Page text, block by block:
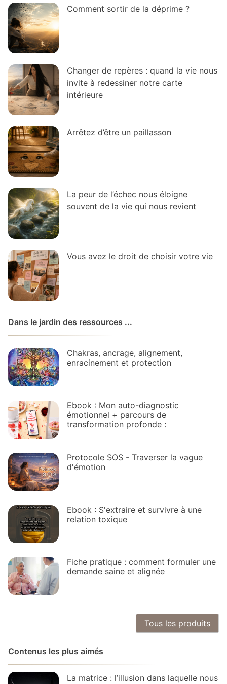
Comment sortir de la déprime ?
Changer de repères : quand la vie nous
invite à redessiner notre carte
intérieure
Arrêtez d’être un paillasson
La peur de l’échec nous éloigne
souvent de la vie qui nous revient
Vous avez le droit de choisir votre vie
Dans le jardin des ressources ...
Chakras, ancrage, alignement,
enracinement et protection
Ebook : Mon auto-diagnostic
émotionnel + parcours de
transformation profonde :
Protocole SOS - Traverser la vague
d'émotion
Ebook : S'extraire et survivre à une
relation toxique
Fiche pratique : comment formuler une
demande saine et alignée
Tous les produits
Contenus les plus aimés
La matrice : l’illusion dans laquelle nous